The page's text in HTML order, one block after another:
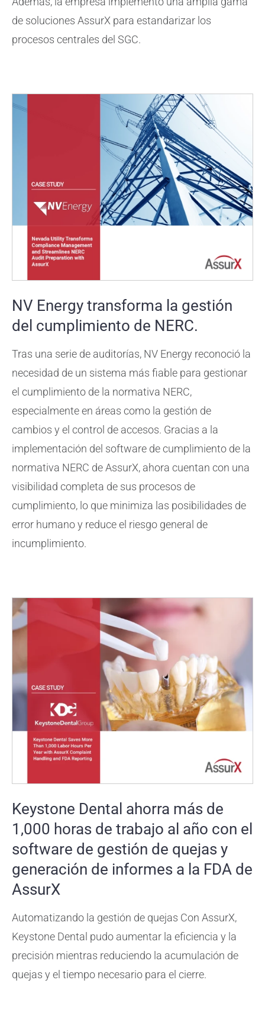
de soluciones AssurX para estandarizar los
procesos centrales del SGC.
NV Energy transforma la gestión
del cumplimiento de NERC.
Tras una serie de auditorías, NV Energy reconoció la
necesidad de un sistema más fiable para gestionar
el cumplimiento de la normativa NERC,
especialmente en áreas como la gestión de
cambios y el control de accesos. Gracias a la
implementación del software de cumplimiento de la
normativa NERC de AssurX, ahora cuentan con una
visibilidad completa de sus procesos de
cumplimiento, lo que minimiza las posibilidades de
error humano y reduce el riesgo general de
incumplimiento.
Keystone Dental ahorra más de
1,000 horas de trabajo al año con el
software de gestión de quejas y
generación de informes a la FDA de
AssurX
Automatizando la gestión de quejas Con AssurX,
Keystone Dental pudo aumentar la eficiencia y la
precisión mientras reduciendo la acumulación de
quejas y el tiempo necesario para el cierre.